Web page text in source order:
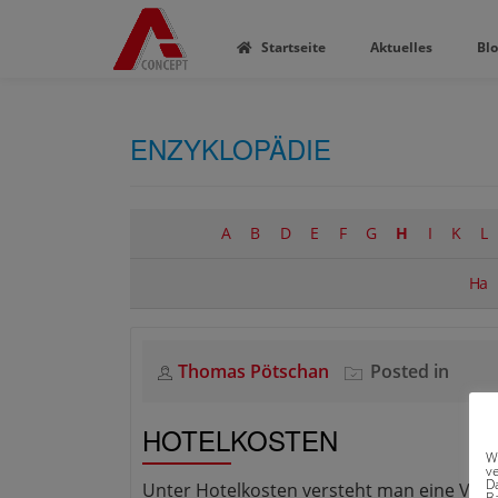
Startseite Aktuelles
ENZYKLOPÄDIE
A B D E F G H I K L
Ha
Thomas Pötschan Posted in
HOTELKOSTEN
Unter Hotelkosten versteht man eine